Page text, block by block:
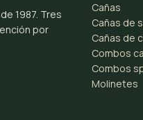
1987. Tres
por
Cañas
Cañas de
Cañas de
Combos
Combos
Molinetes